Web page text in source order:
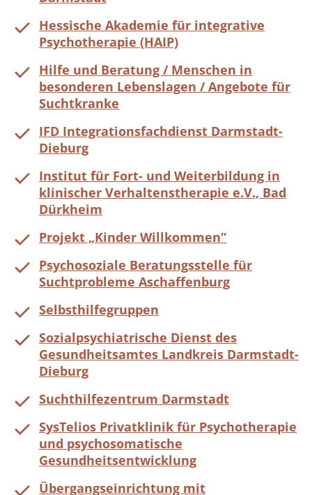
Hessische Akademie für integrative
Psychotherapie (HAIP)
Hilfe und Beratung / Menschen in
besonderen Lebenslagen / Angebote für
Suchtkranke
IFD Integrationsfachdienst Darmstadt-
Dieburg
Institut für Fort- und Weiterbildung in
klinischer Verhaltenstherapie e.V., Bad
Dürkheim
Projekt „Kinder Willkommen“
Psychosoziale Beratungsstelle für
Suchtprobleme Aschaffenburg
Selbsthilfegruppen
Sozialpsychiatrische Dienst des
Gesundheitsamtes Landkreis Darmstadt-
Dieburg
Suchthilfezentrum Darmstadt
SysTelios Privatklinik für Psychotherapie
und psychosomatische
Gesundheitsentwicklung
Übergangseinrichtung mit